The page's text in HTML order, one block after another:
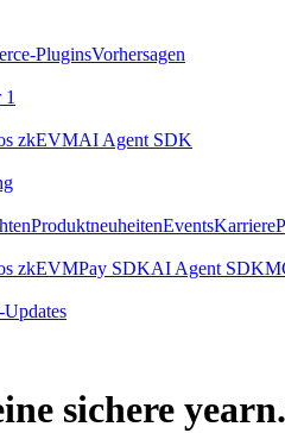
PluginsVorhersagen
zkEVMAI Agent SDK
ProduktneuheitenEventsKarriere
zkEVMPay SDKAI Agent SDK
sichere